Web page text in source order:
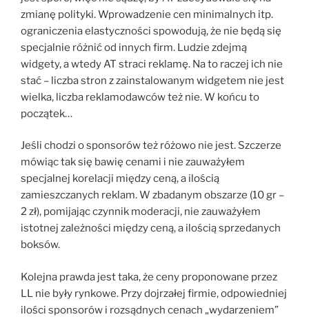
zmianę polityki. Wprowadzenie cen minimalnych itp.
ograniczenia elastyczności spowodują, że nie będą się
specjalnie różnić od innych firm. Ludzie zdejmą
widgety, a wtedy AT straci reklamę. Na to raczej ich nie
stać – liczba stron z zainstalowanym widgetem nie jest
wielka, liczba reklamodawców też nie. W końcu to
początek…
Jeśli chodzi o sponsorów też różowo nie jest. Szczerze
mówiąc tak się bawię cenami i nie zauważyłem
specjalnej korelacji między ceną, a ilością
zamieszczanych reklam. W zbadanym obszarze (10 gr –
2 zł), pomijając czynnik moderacji, nie zauważyłem
istotnej zależności między ceną, a ilością sprzedanych
boksów.
Kolejna prawda jest taka, że ceny proponowane przez
LL nie były rynkowe. Przy dojrzałej firmie, odpowiedniej
ilości sponsorów i rozsądnych cenach „wydarzeniem”